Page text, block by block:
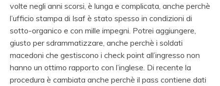
volte negli anni scorsi, è lunga e complicata, anche perchè
l’ufficio stampa di Isaf è stato spesso in condizioni di
sotto-organico e con mille impegni. Potrei aggiungere,
giusto per sdrammatizzare, anche perchè i soldati
macedoni che gestiscono i check point all’ingresso non
hanno un ottimo rapporto con l’inglese. Di recente la
procedura è cambiata anche perchè il pass contiene dati